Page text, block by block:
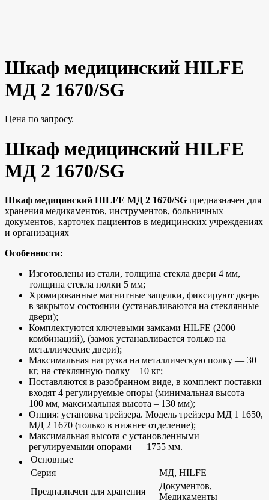
Шкаф медицинский HILFE
МД 2 1670/SG
Цена по запросу.
Шкаф медицинский HILFE
МД 2 1670/SG
Шкаф медицинский HILFE МД 2 1670/SG предназначен для
хранения медикаментов, инструментов, больничных
документов, карточек пациентов в медицинских учреждениях
и организациях
Особенности:
Изготовлены из стали, толщина стекла двери 4 мм,
толщина стекла полки 5 мм;
Хромированные магнитные защелки, фиксируют дверь
в закрытом состоянии (устанавливаются на стеклянные
двери);
Комплектуются ключевыми замками HILFE (2000
комбинаций), (замок устанавливается только на
металлические двери);
Максимальная нагрузка на металлическую полку — 30
кг, на стеклянную полку – 10 кг;
Поставляются в разобранном виде, в комплект поставки
входят 4 регулируемые опоры (минимальная высота –
100 мм, максимальная высота – 130 мм);
Опция: установка трейзера. Модель трейзера МД 1 1650,
МД 2 1670 (только в нижнее отделение);
Максимальная высота с установленными
регулируемыми опорами — 1755 мм.
Основные
Серия
МД, HILFE
Предназначен для хранения
Документов,
Медикаменты